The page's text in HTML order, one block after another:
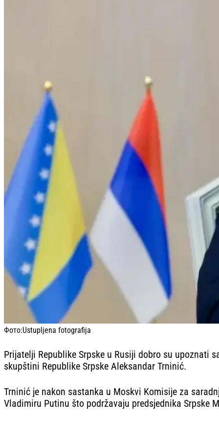
Фото:Ustupljena fotografija
Prijatelji Republike Srpske u Rusiji dobro su upoznati
skupštini Republike Srpske Aleksandar Trninić.
Trninić je nakon sastanka u Moskvi Komisije za
Vladimiru Putinu što podržavaju predsjednika Srpske